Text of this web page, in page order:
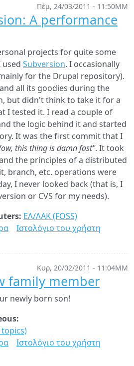
Πέμ, 24/03/2011 - 11:50ΜΜ
A performance
projects for quite some
used Subversion. I occasionally
for the Drupal repository).
all its goodies during the
but didn't think to take it for a
I tested it. I read a couple of
the logic behind it and started
It was the first commit that I
this thing is damn fast". It took
the principles of a distributed
branch, etc. operations were
I never looked back (that is, I
or CVS for my needs).
ΕΛ/ΛΑΚ (FOSS)
για
Subversion:
A
performance
comparison
Ιστολόγιο του χρήστη
Κυρ, 20/02/2011 - 11:04ΜΜ
family member
newly born son!
γιαΙστολόγιο του χρήστη